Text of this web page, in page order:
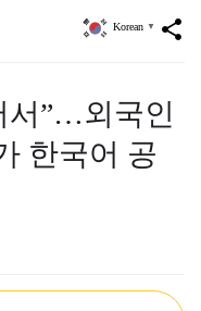
share
Korean ▼
서”…외국인
한국어 공